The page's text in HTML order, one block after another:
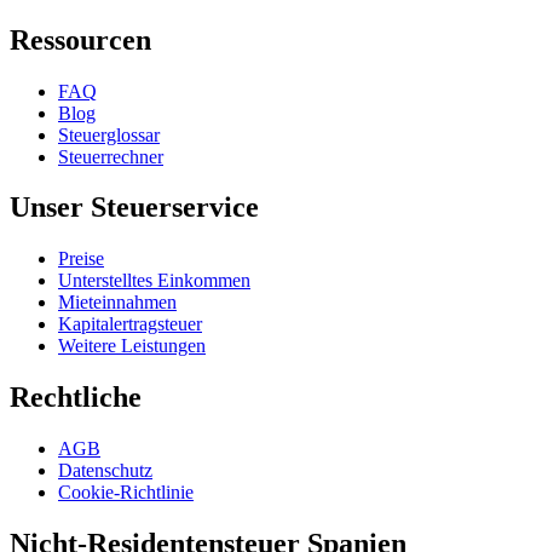
Ressourcen
FAQ
Blog
Steuerglossar
Steuerrechner
Unser Steuerservice
Preise
Unterstelltes Einkommen
Mieteinnahmen
Kapitalertragsteuer
Weitere Leistungen
Rechtliche
AGB
Datenschutz
Cookie-Richtlinie
Nicht-Residentensteuer Spanien